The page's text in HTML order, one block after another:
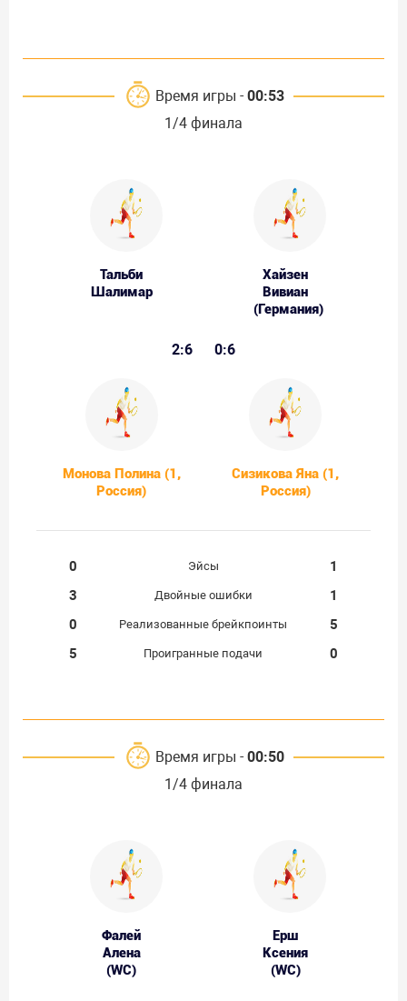
Время игры - 00:53
1/4 финала
Тальби
Шалимар
Хайзен
Вивиан
(Германия)
2:6 0:6
Монова Полина (1,
Россия)
Сизикова Яна (1,
Россия)
0 Эйсы
1
3
Двойные ошибки
1
0
Реализованные брейкпоинты
5
5
Проигранные подачи 0
Время игры - 00:50
1/4 финала
Фалей
Алена
(WC)
Ерш
Ксения
(WC)